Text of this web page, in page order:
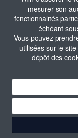
mesurer son
fonctionnalités
échéant
Vous pouvez
utilisées sur le
dépôt des